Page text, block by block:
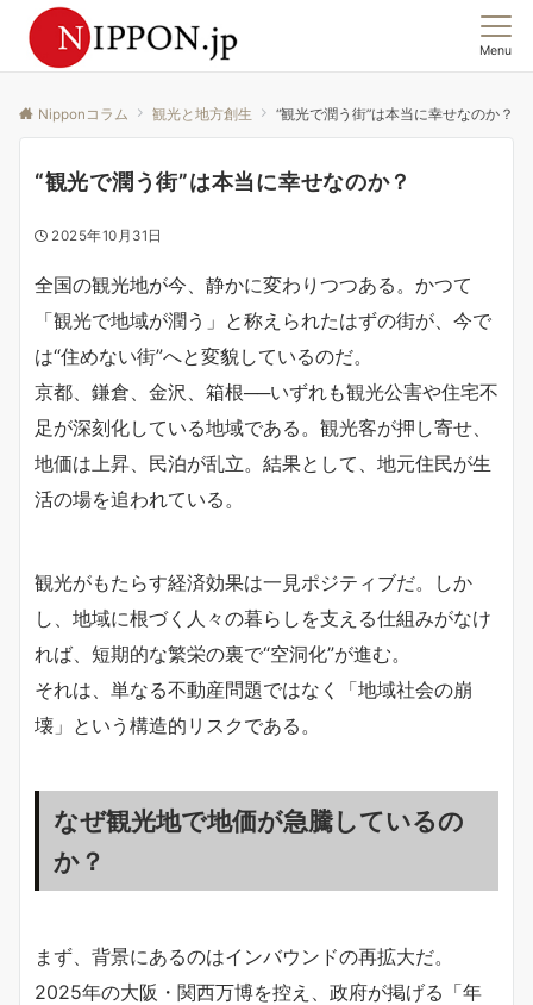
Menu
Nipponコラム 観光と地方創生 “観光で潤う街”は本当に幸せなのか？
“観光で潤う街”は本当に幸せなのか？
2025年10月31日
全国の観光地が今、静かに変わりつつある。かつて
「観光で地域が潤う」と称えられたはずの街が、今で
は“住めない街”へと変貌しているのだ。
京都、鎌倉、金沢、箱根──いずれも観光公害や住宅不
足が深刻化している地域である。観光客が押し寄せ、
地価は上昇、民泊が乱立。結果として、地元住民が生
活の場を追われている。
観光がもたらす経済効果は一見ポジティブだ。しか
し、地域に根づく人々の暮らしを支える仕組みがなけ
れば、短期的な繁栄の裏で“空洞化”が進む。
それは、単なる不動産問題ではなく「地域社会の崩
壊」という構造的リスクである。
なぜ観光地で地価が急騰しているの
か？
まず、背景にあるのはインバウンドの再拡大だ。
2025年の大阪・関西万博を控え、政府が掲げる「年